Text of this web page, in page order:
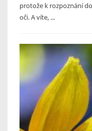
protože k rozpoznání
oči. A víte, ...